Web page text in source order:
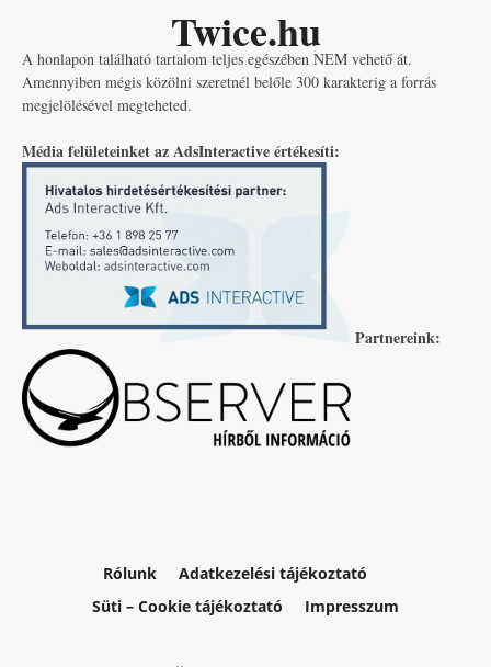
Twice.hu
A honlapon található tartalom teljes egészében NEM vehető át.
Amennyiben mégis közölni szeretnél belőle 300 karakterig a forrás
megjelölésével megteheted.
Média felületeinket az AdsInteractive értékesíti:
Partnereink:
Rólunk
Adatkezelési tájékoztató
Süti – Cookie tájékoztató
Impresszum